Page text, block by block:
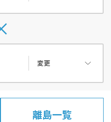
変更
離島一覧